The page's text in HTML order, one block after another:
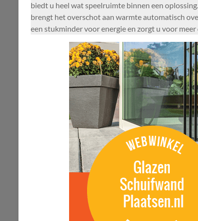
biedt u heel wat speelruimte binnen een
brengt het overschot aan warmte automatisch
een stukminder voor energie en zorgt u voor